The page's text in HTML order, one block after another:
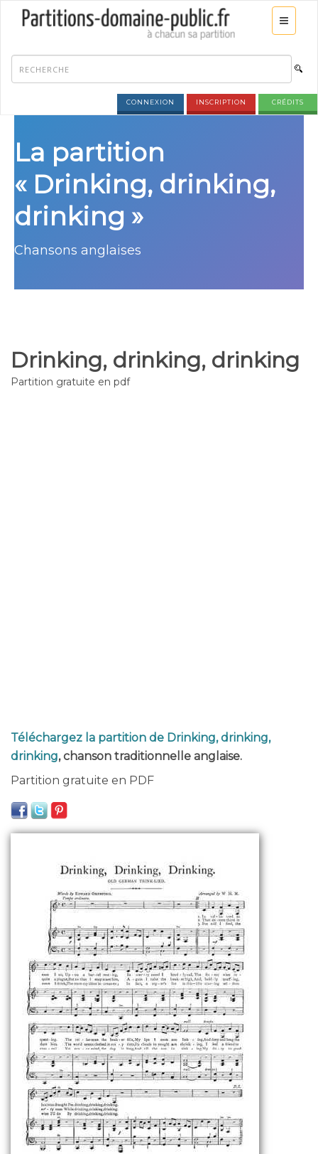
CONNEXION INSCRIPTION CRÉDITS
La partition
« Drinking, drinking,
drinking »
Chansons anglaises
Drinking, drinking, drinking
Partition gratuite en pdf
Téléchargez la partition de Drinking, drinking,
drinking, chanson traditionnelle anglaise.
Partition gratuite en PDF